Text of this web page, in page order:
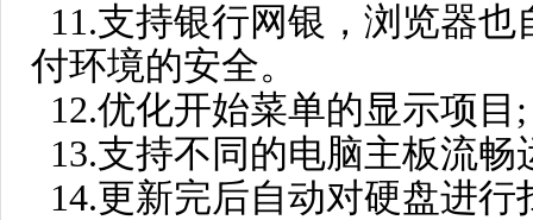
11.支持银行网银，浏览器
付环境的安全。
12.优化开始菜单的显示项目;
13.支持不同的电脑主板流畅
14.更新完后自动对硬盘进